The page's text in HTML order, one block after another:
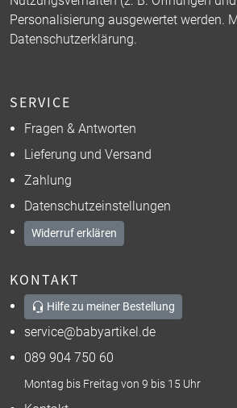
Personalisierung ausgewertet werden.
Datenschutzerklärung.
SERVICE
Fragen & Antworten
Lieferung und Versand
Zahlung
Datenschutzeinstellungen
Widerruf erklären
KONTAKT
Hilfe zu meiner Bestellung
service@babyartikel.de
089 904 750 60
Montag bis Freitag von 9 bis 15 Uhr